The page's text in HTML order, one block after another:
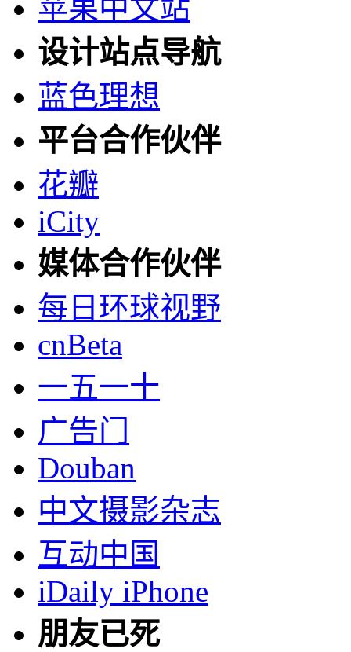
苹果中文站
设计站点导航
蓝色理想
平台合作伙伴
花瓣
iCity
媒体合作伙伴
每日环球视野
cnBeta
一五一十
广告门
Douban
中文摄影杂志
互动中国
iDaily iPhone
朋友已死